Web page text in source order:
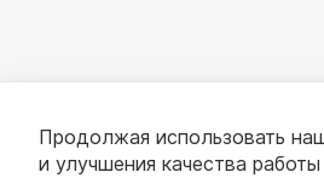
Продолжая использовать
и улучшения качества